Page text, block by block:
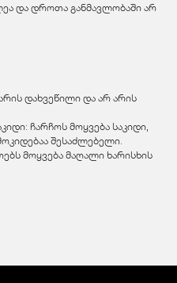
და დროთა განმავლობაში არ
დახვეწილი და არ არის
ჩარჩოს მოყვება საკიდი,
შესაძლებელი.
მოყვება მაღალი ხარისხის